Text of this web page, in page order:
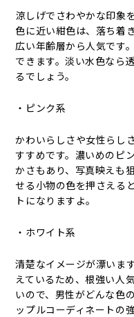
涼しげでさわやかな印象
色に近い紺色は、落ち着
広い年齢層から人気です
できます。淡い水色なら
るでしょう。
・ピンク系
かわいらしさや女性らし
すすめです。濃いめのピ
かさもあり、写真映えも
せる小物の色を押さえる
トになりますよ。
・ホワイト系
清楚なイメージが漂いま
えているため、根強い人
いので、男性がどんな色
ップルコーディネートの